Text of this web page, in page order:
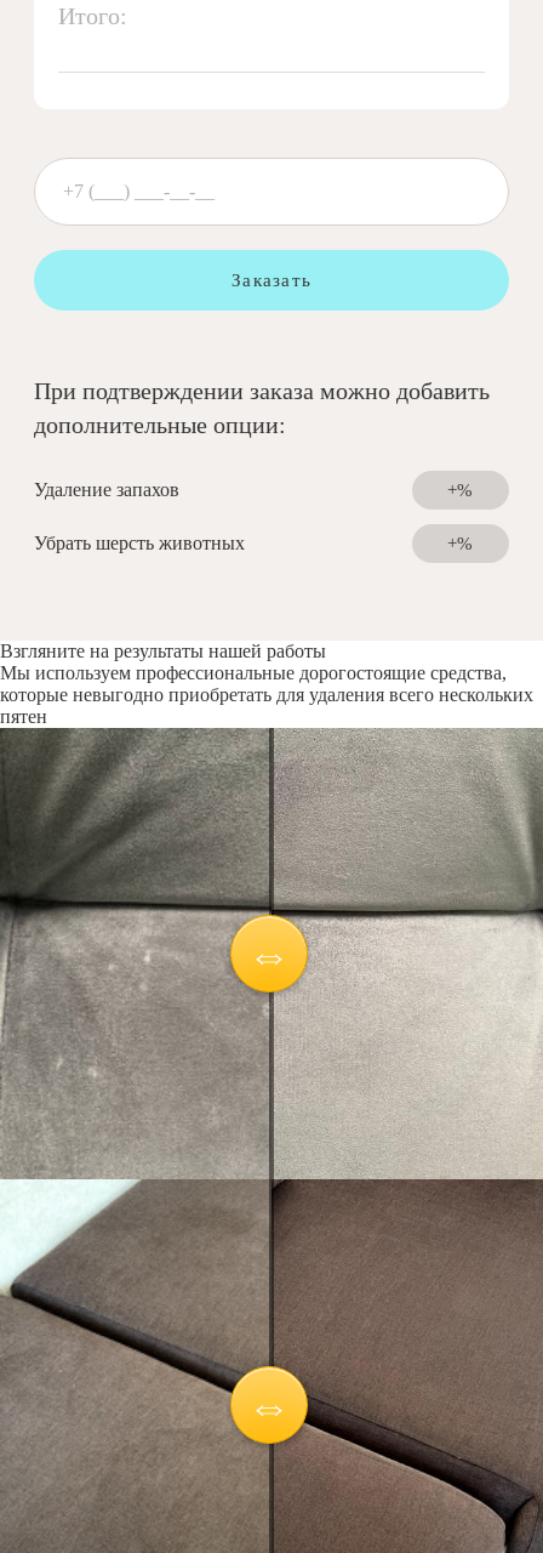
Итого:
Заказать
При подтверждении заказа можно добавить
дополнительные опции:
Удаление запахов +%
Убрать шерсть животных +%
Взгляните на результаты нашей работы
Мы используем профессиональные дорогостоящие средства,
которые невыгодно приобретать для удаления всего нескольких
пятен